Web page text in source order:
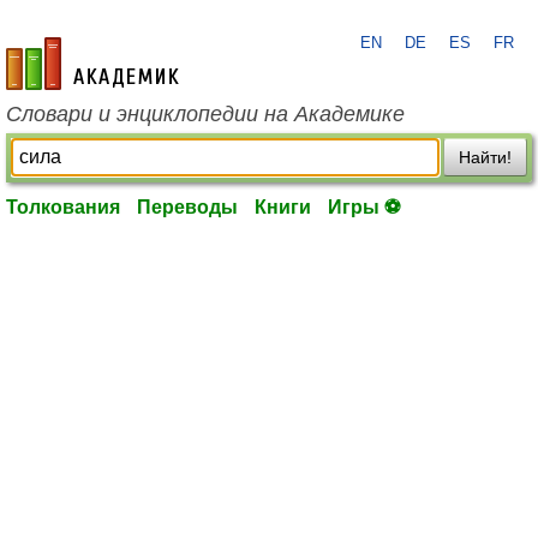
academic.ru
EN DE ES FR
Словари и энциклопедии на Академике
Найти!
Толкования Переводы Книги Игры ⚽